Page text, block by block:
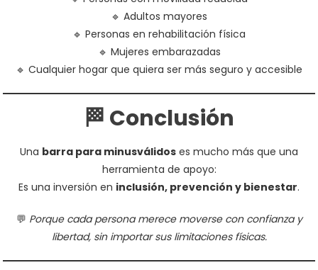
🔹 Adultos mayores
🔹 Personas en rehabilitación física
🔹 Mujeres embarazadas
🔹 Cualquier hogar que quiera ser más seguro y accesible
🏁 Conclusión
Una barra para minusválidos es mucho más que una
herramienta de apoyo:
Es una inversión en inclusión, prevención y bienestar.
💬 Porque cada persona merece moverse con confianza y
libertad, sin importar sus limitaciones físicas.